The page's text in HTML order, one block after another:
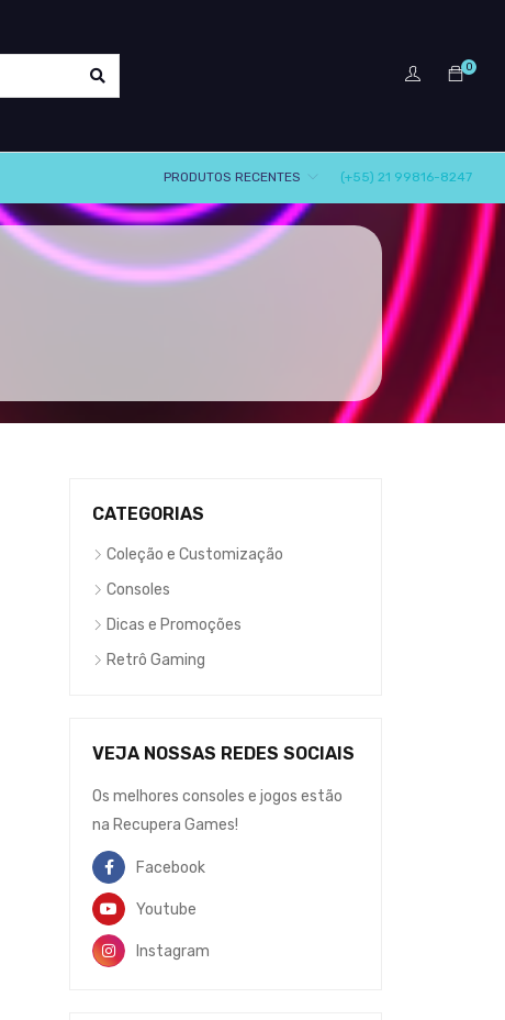
0
(+55) 21 99816-8247
PRODUTOS RECENTES
CATEGORIAS
Coleção e Customização
Consoles
Dicas e Promoções
Retrô Gaming
VEJA NOSSAS REDES SOCIAIS
Os melhores consoles e jogos estão
na Recupera Games!
Facebook
Youtube
Instagram